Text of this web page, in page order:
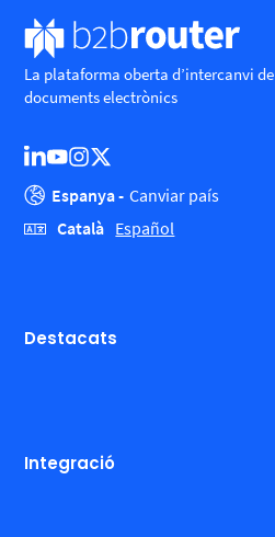
La plataforma oberta d’intercanvi de
documents electrònics
Espanya - Canviar país
Català Español
Destacats
Integració